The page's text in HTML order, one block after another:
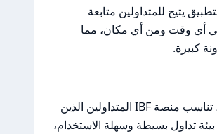
يتيح للمتداولين متابعة
أي وقت ومن أي مكان، مما
كبيرة.
بشكل عام، تناسب منصة IBF المتداولين الذين
تداول بسيطة وسهلة الاستخدام،